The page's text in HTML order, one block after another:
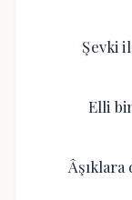
Şevki
Elli